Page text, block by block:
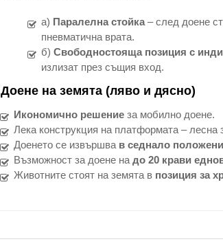
а) Паралелна стойка– след доене
пневматична врата.
б) Свободностояща позиция с
излизат през същия вход.
Доене на земята (ляво и дясно)
Икономично решениеза мобилно доене.
Лека конструкция на платформата – лесна
Доенето се извършва в седнало
Възможност за доене на до 20 крави
Животните стоят на земята в позиция за